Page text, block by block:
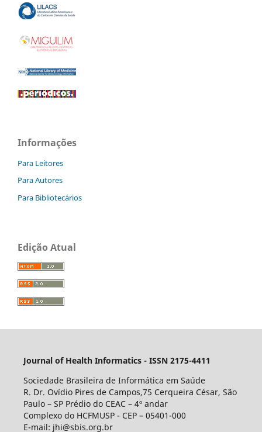
Informações
Para Leitores
Para Autores
Para Bibliotecários
Edição Atual
Journal of Health Informatics - ISSN 2175-4411
Sociedade Brasileira de Informática em Saúde
R. Dr. Ovídio Pires de Campos,75 Cerqueira César, São
Paulo – SP Prédio do CEAC – 4º andar
Complexo do HCFMUSP - CEP – 05401-000
E-mail: jhi@sbis.org.br